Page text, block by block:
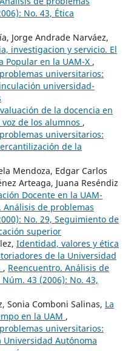
No. 43, Ética
Jorge Andrade Narváez,
investigacion y servicio. El
Popular en la UAM-X ,
universitarios:
universidad-
de la docencia en
de los alumnos ,
universitarios:
de la
Mendoza, Edgar Carlos
Arteaga, Juana Reséndiz
Docente en la UAM-
Análisis de problemas
No. 29, Seguimiento de
superior
Identidad, valores y ética
de la Universidad
, Reencuentro. Análisis de
43 (2006): No. 43,
Sonia Comboni Salinas, La
en la UAM ,
universitarios:
Universidad Autónoma